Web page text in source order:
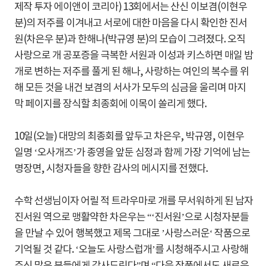
제작 투자 에이앤이 코리아) 13회에서는 산신 이보겸(이현우
분)의 저주를 이겨내고 서로에 대한 마음을 다시 확인한 진서
원(차은우 분)과 한해나(박규영 분)의 모습이 그려졌다. 오직
사랑으로 개 공포증을 극복한 서원과 이성과 키스하면 매일 밤
개로 변하는 저주를 풀게 된 해나, 사랑하는 여인의 복수를 위
해 모든 것을 내건 보겸의 서사가 모두의 심금을 울리며 마지
막 페이지를 장식할 최종회에 이목이 쏠리게 했다.
10일(오늘) 대망의 최종회를 앞두고 차은우, 박규영, 이현우
일명 ‘오사개즈’가 종영을 앞둔 심정과 함께 가장 기억에 남는
명장면, 시청자들을 향한 감사의 메시지를 전했다.
수학 선생님이자 어릴 적 트라우마로 개를 무서워하게 된 남자
진서원 역으로 맹활약한 차은우는 “‘진서원’으로 시청자분들
을 만날 수 있어 행복했고 제목 그대로 ’사랑스러운‘ 작품으로
기억될 것 같다. ‘오늘도 사랑스럽개’를 시청해주시고 사랑해